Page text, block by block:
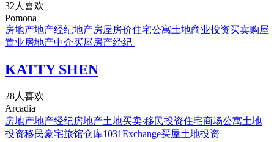
32人喜欢
Pomona
房地产地产经纪地产房屋房价住宅公寓土地商业投资买卖购屋
置业房地产中介买屋房产经纪
KATTY SHEN
28人喜欢
Arcadia
房地产地产经纪房地产土地买卖‧移民投资住宅商场公寓土地
投资移民豪宅旅馆仓库1031Exchange买屋土地投资